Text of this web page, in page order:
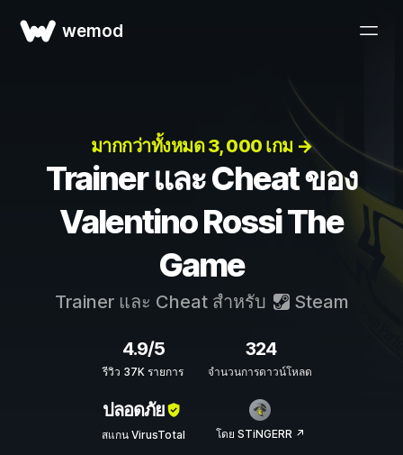
wemod
มากกว่าทั้งหมด 3, 000 เกม →
Trainer และ Cheat ของ
Valentino Rossi The
Game
Trainer และ Cheat สำหรับ Steam
4.9/5
รีวิว 37K รายการ
324
จำนวนการดาวน์โหลด
ปลอดภัย
สแกน VirusTotal โดย STiNGERR ↗